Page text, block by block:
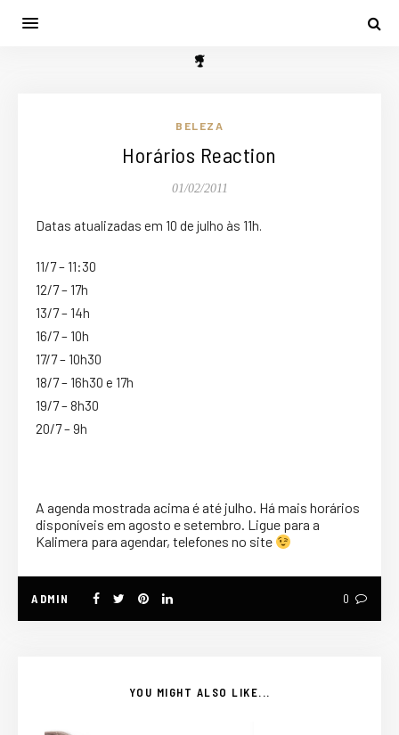
BELEZA
Horários Reaction
01/02/2011
Datas atualizadas em 10 de julho às 11h.
11/7 – 11:30
12/7 – 17h
13/7 – 14h
16/7 – 10h
17/7 – 10h30
18/7 – 16h30 e 17h
19/7 – 8h30
20/7 – 9h
A agenda mostrada acima é até julho. Há mais horários
disponíveis em agosto e setembro. Ligue para a
Kalimera para agendar, telefones no site
ADMIN 0
YOU MIGHT ALSO LIKE...